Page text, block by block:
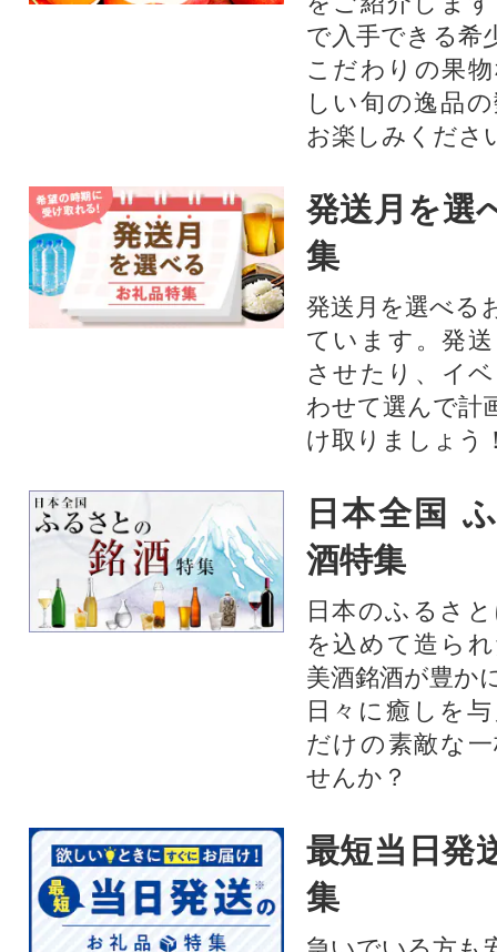
で入手できる希
こだわりの果
しい旬の逸品
お楽しみくださ
発送月を選
集
発送月を選べる
ています。発
させたり、イ
わせて選んで計
け取りましょう
日本全国
酒特集
日本のふるさ
を込めて造ら
美酒銘酒が豊か
日々に癒しを
だけの素敵な
せんか？
最短当日発
集